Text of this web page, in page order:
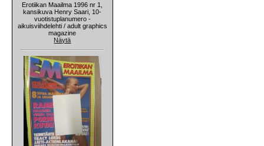
Erotiikan Maailma 1996 nr 1,
kansikuva Henry Saari, 10-
vuotistuplanumero -
aikuisviihdelehti / adult graphics
magazine
Näytä